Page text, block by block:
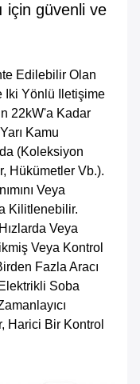
için güvenli ve
Edilebilir Olan
Iki Yönlü Iletişime
22kW'a Kadar
Kamu
(koleksiyon
Hükümetler Vb.).
Veya
Kilitlenebilir.
Veya
Veya Kontrol
Fazla Aracı
Soba
Harici Bir Kontrol